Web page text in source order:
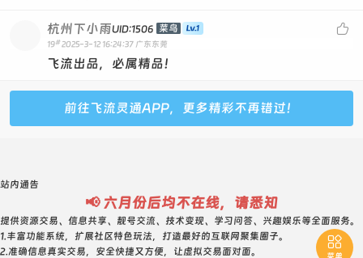

杭州下小雨UID:1506 菜鸟
19# 2025-3-12 16:24:37 广东东莞
飞流出品，必属精品！
前往飞流灵通APP，更多精彩不再错过！

菜单
站内通告
📢 六月份后均不在线，请悉知
提供资源交易、信息共享、靓号交流、技术变现、学习问答、兴趣娱乐等全面服务。
1.丰富功能系统，扩展社区特色玩法，打造最好的互联网聚集圈子。
2.准确信息真实交易，安全快捷又方便，让虚拟交易面对面。